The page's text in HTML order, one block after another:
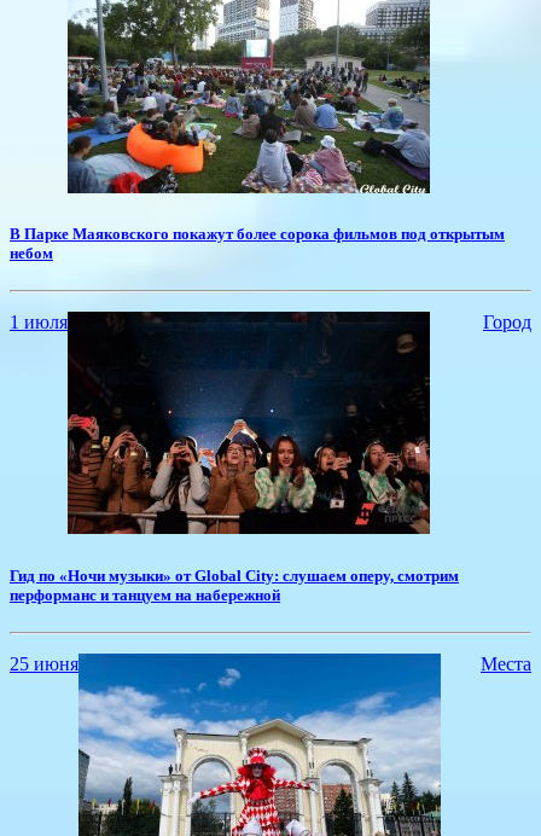
​В Парке Маяковского покажут более сорока фильмов под открытым
небом
1 июля Город
​Гид по «Ночи музыки» от Global City: слушаем оперу, смотрим
перформанс и танцуем на набережной
25 июня Места